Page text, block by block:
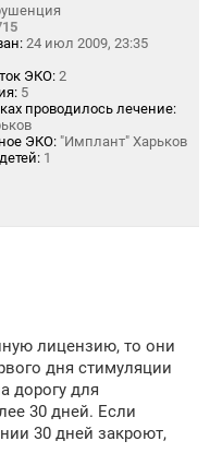
24 июл 2009, 23:35
ЭКО: 2
5
проводилось лечение:
ЭКО: "Имплант" Харьков
1
лицензию, то они
дня стимуляции
дорогу для
30 дней. Если
30 дней закроют,